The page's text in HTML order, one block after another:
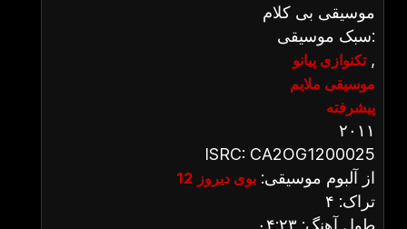
موسیقی بی کلام
سبک موسیقی:
تکنوازی پیانو,
موسیقی ملایم
پیشرفته
۲۰۱۱
ISRC: CA2OG1200025
از آلبوم موسیقی: بوی دیروز 12
تراک: ۴
طول آهنگ: ۰۴:۲۳